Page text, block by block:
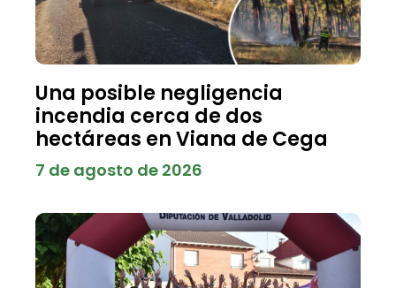
Una posible negligencia
incendia cerca de dos
hectáreas en Viana de Cega
7 de agosto de 2026